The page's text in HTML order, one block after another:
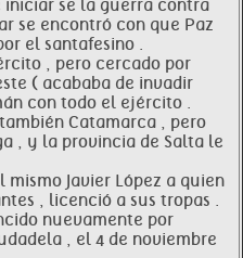
iniciar se la guerra contra
se encontró con que Paz
el santafesino .
, pero cercado por
( acababa de invadir
con todo el ejército .
Catamarca , pero
, y la provincia de Salta le
Javier López a quien
, licenció a sus tropas .
nuevamente por
, el 4 de noviembre